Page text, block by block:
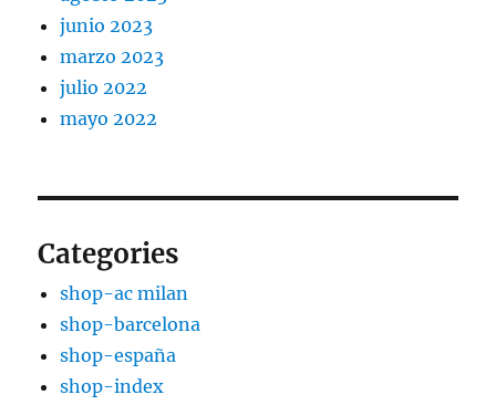
junio 2023
marzo 2023
julio 2022
mayo 2022
Categories
shop-ac milan
shop-barcelona
shop-españa
shop-index